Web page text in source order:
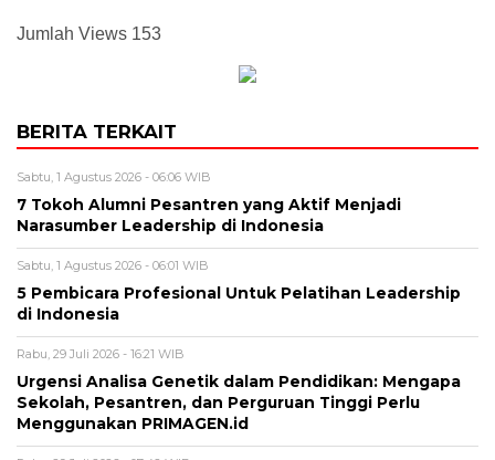
Jumlah Views 153
BERITA TERKAIT
Sabtu, 1 Agustus 2026 - 06:06 WIB
7 Tokoh Alumni Pesantren yang Aktif Menjadi
Narasumber Leadership di Indonesia
Sabtu, 1 Agustus 2026 - 06:01 WIB
5 Pembicara Profesional Untuk Pelatihan Leadership
di Indonesia
Rabu, 29 Juli 2026 - 16:21 WIB
Urgensi Analisa Genetik dalam Pendidikan: Mengapa
Sekolah, Pesantren, dan Perguruan Tinggi Perlu
Menggunakan PRIMAGEN.id